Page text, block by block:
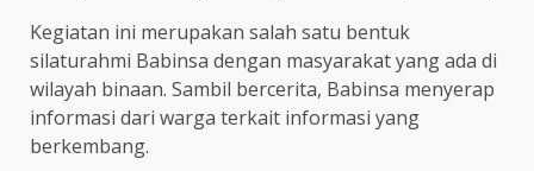
Kegiatan ini merupakan salah satu bentuk
silaturahmi Babinsa dengan masyarakat yang ada di
wilayah binaan. Sambil bercerita, Babinsa menyerap
informasi dari warga terkait informasi yang
berkembang.